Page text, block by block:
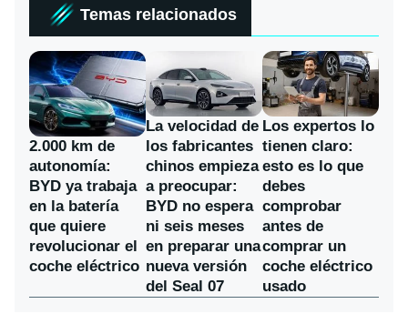
Temas relacionados
2.000 km de
autonomía:
BYD ya trabaja
en la batería
que quiere
revolucionar el
coche eléctrico
La velocidad de
los fabricantes
chinos empieza
a preocupar:
BYD no espera
ni seis meses
en preparar una
nueva versión
del Seal 07
Los expertos lo
tienen claro:
esto es lo que
debes
comprobar
antes de
comprar un
coche eléctrico
usado